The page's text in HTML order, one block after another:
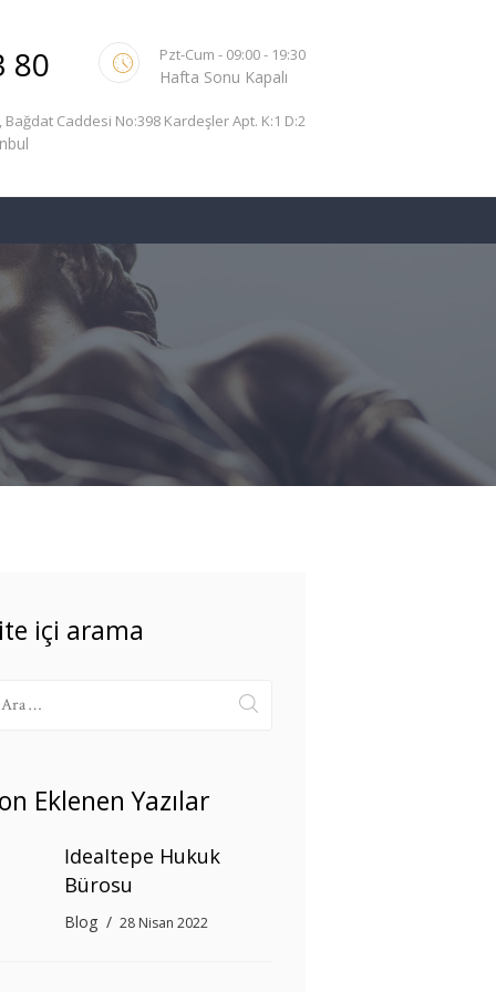
80 Pzt-Cum - 09:00 - 19:30
Hafta Sonu Kapalı
Caddesi No:398 Kardeşler Apt. K:1 D:2
içi arama
Eklenen Yazılar
İdealtepe Hukuk
Bürosu
Blog 28 Nisan 2022